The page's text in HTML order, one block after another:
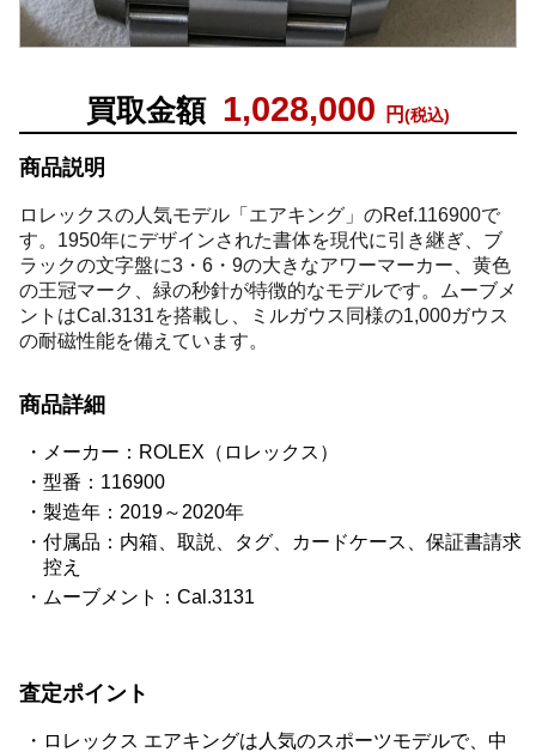
買取金額 1,028,000 円(税込)
商品説明
ロレックスの人気モデル「エアキング」のRef.116900で
す。1950年にデザインされた書体を現代に引き継ぎ、ブ
ラックの文字盤に3・6・9の大きなアワーマーカー、黄色
の王冠マーク、緑の秒針が特徴的なモデルです。ムーブメ
ントはCal.3131を搭載し、ミルガウス同様の1,000ガウス
の耐磁性能を備えています。
商品詳細
メーカー：ROLEX（ロレックス）
型番：116900
製造年：2019～2020年
付属品：内箱、取説、タグ、カードケース、保証書請求
控え
ムーブメント：Cal.3131
査定ポイント
ロレックス エアキングは人気のスポーツモデルで、中